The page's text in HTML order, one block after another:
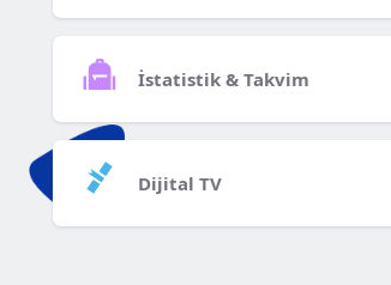
İstatistik & Takvim
Dijital TV